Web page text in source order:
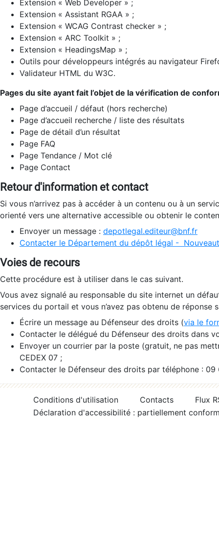
Extension « Web Developer » ;
Extension « Assistant RGAA » ;
Extension « WCAG Contrast checker » ;
Extension « ARC Toolkit » ;
Extension « HeadingsMap » ;
Outils pour développeurs intégrés au navigateur
Validateur HTML du W3C.
Pages du site ayant fait l’objet de la vérification de
Page d’accueil / défaut (hors recherche)
Page d’accueil recherche / liste des résultats
Page de détail d’un résultat
Page FAQ
Page Tendance / Mot clé
Page Contact
Retour d'information et contact
Si vous n’arrivez pas à accéder à un contenu ou à un
orienté vers une alternative accessible ou obtenir le
Envoyer un message : depotlegal.editeur@bnf.fr
Contacter le Département du dépôt légal -
Voies de recours
Cette procédure est à utiliser dans le cas suivant.
Vous avez signalé au responsable du site internet un
services du portail et vous n’avez pas obtenu de réponse
Écrire un message au Défenseur des droits (via le
Contacter le délégué du Défenseur des droits dans
Envoyer un courrier par la poste (gratuit, ne pas
CEDEX 07 ;
Contacter le Défenseur des droits par téléphone :
Conditions d'utilisation Contacts
Flux
Déclaration d'accessibilité : partiellement